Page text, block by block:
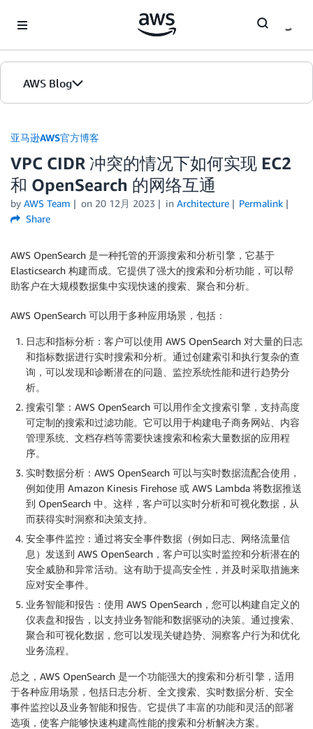
AWS Blog
首页
版本
亚马逊AWS官方博客
VPC CIDR 冲突的情况下如何实现 EC2
和 OpenSearch 的网络互通
by AWS Team on 20 12月 2023 in Architecture
Permalink
Share
AWS OpenSearch 是一种托管的开源搜索和分析引擎，它基于
Elasticsearch 构建而成。它提供了强大的搜索和分析功能，可以帮
助客户在大规模数据集中实现快速的搜索、聚合和分析。
AWS OpenSearch 可以用于多种应用场景，包括：
日志和指标分析：客户可以使用 AWS OpenSearch 对大量的日志
和指标数据进行实时搜索和分析。通过创建索引和执行复杂的查
询，可以发现和诊断潜在的问题、监控系统性能和进行趋势分
析。
搜索引擎：AWS OpenSearch 可以用作全文搜索引擎，支持高度
可定制的搜索和过滤功能。它可以用于构建电子商务网站、内容
管理系统、文档存档等需要快速搜索和检索大量数据的应用程
序。
实时数据分析：AWS OpenSearch 可以与实时数据流配合使用，
例如使用 Amazon Kinesis Firehose 或 AWS Lambda 将数据推送
到 OpenSearch 中。这样，客户可以实时分析和可视化数据，从
而获得实时洞察和决策支持。
安全事件监控：通过将安全事件数据（例如日志、网络流量信
息）发送到 AWS OpenSearch，客户可以实时监控和分析潜在的
安全威胁和异常活动。这有助于提高安全性，并及时采取措施来
应对安全事件。
业务智能和报告：使用 AWS OpenSearch，您可以构建自定义的
仪表盘和报告，以支持业务智能和数据驱动的决策。通过搜索、
聚合和可视化数据，您可以发现关键趋势、洞察客户行为和优化
业务流程。
总之，AWS OpenSearch 是一个功能强大的搜索和分析引擎，适用
于各种应用场景，包括日志分析、全文搜索、实时数据分析、安全
事件监控以及业务智能和报告。它提供了丰富的功能和灵活的部署
选项，使客户能够快速构建高性能的搜索和分析解决方案。